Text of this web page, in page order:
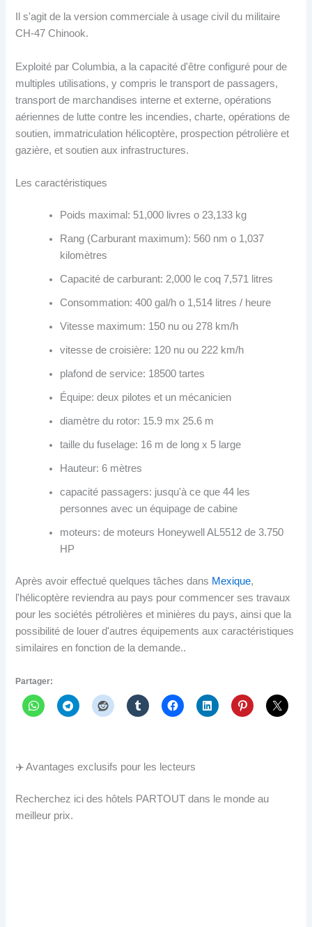
Il s'agit de la version commerciale à usage civil du militaire
CH-47 Chinook.
Exploité par Columbia, a la capacité d'être configuré pour de
multiples utilisations, y compris le transport de passagers,
transport de marchandises interne et externe, opérations
aériennes de lutte contre les incendies, charte, opérations de
soutien, immatriculation hélicoptère, prospection pétrolière et
gazière, et soutien aux infrastructures.
Les caractéristiques
Poids maximal: 51,000 livres o 23,133 kg
Rang (Carburant maximum): 560 nm o 1,037
kilomètres
Capacité de carburant: 2,000 le coq 7,571 litres
Consommation: 400 gal/h o 1,514 litres / heure
Vitesse maximum: 150 nu ou 278 km/h
vitesse de croisière: 120 nu ou 222 km/h
plafond de service: 18500 tartes
Équipe: deux pilotes et un mécanicien
diamètre du rotor: 15.9 mx 25.6 m
taille du fuselage: 16 m de long x 5 large
Hauteur: 6 mètres
capacité passagers: jusqu'à ce que 44 les
personnes avec un équipage de cabine
moteurs: de moteurs Honeywell AL5512 de 3.750
HP
Après avoir effectué quelques tâches dans Mexique,
l'hélicoptère reviendra au pays pour commencer ses travaux
pour les sociétés pétrolières et minières du pays, ainsi que la
possibilité de louer d'autres équipements aux caractéristiques
similaires en fonction de la demande..
Partager:
✈️ Avantages exclusifs pour les lecteurs
Recherchez ici des hôtels PARTOUT dans le monde au
meilleur prix.